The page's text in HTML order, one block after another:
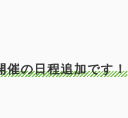
催の日程追加です！